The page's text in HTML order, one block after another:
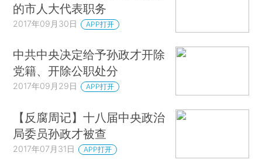
的市人大代表职务
2017年09月30日 APP打开
中共中央决定给予孙政才开除
党籍、开除公职处分
2017年09月29日 APP打开
【反腐周记】十八届中央政治
局委员孙政才被查
2017年07月31日 APP打开